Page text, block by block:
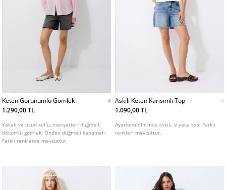
Keten Gorunumlu Gomlek
1.290,00 TL
Yakalı ve uzun kollu, manşetleri düğmeli,
dökümlü gömlek. Önden düğmeli kapamalı.
Farklı renklerde mevcuttur.
Askılı Keten Karısımlı Top
1.090,00 TL
Ayarlanabilir ince askılı, V yaka top. Farklı
renkleri mevcuttur.